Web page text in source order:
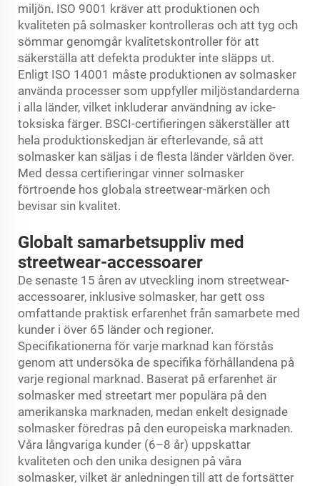
miljön. ISO 9001 kräver att produktionen och
kvaliteten på solmasker kontrolleras och att tyg och
sömmar genomgår kvalitetskontroller för att
säkerställa att defekta produkter inte släpps ut.
Enligt ISO 14001 måste produktionen av solmasker
använda processer som uppfyller miljöstandarderna
i alla länder, vilket inkluderar användning av icke-
toksiska färger. BSCI-certifieringen säkerställer att
hela produktionskedjan är efterlevande, så att
solmasker kan säljas i de flesta länder världen över.
Med dessa certifieringar vinner solmasker
förtroende hos globala streetwear-märken och
bevisar sin kvalitet.
Globalt samarbetsuppliv med
streetwear-accessoarer
De senaste 15 åren av utveckling inom streetwear-
accessoarer, inklusive solmasker, har gett oss
omfattande praktisk erfarenhet från samarbete med
kunder i över 65 länder och regioner.
Specifikationerna för varje marknad kan förstås
genom att undersöka de specifika förhållandena på
varje regional marknad. Baserat på erfarenhet är
solmasker med streetart mer populära på den
amerikanska marknaden, medan enkelt designade
solmasker föredras på den europeiska marknaden.
Våra långvariga kunder (6–8 år) uppskattar
kvaliteten och den unika designen på våra
solmasker, vilket är anledningen till att de fortsätter